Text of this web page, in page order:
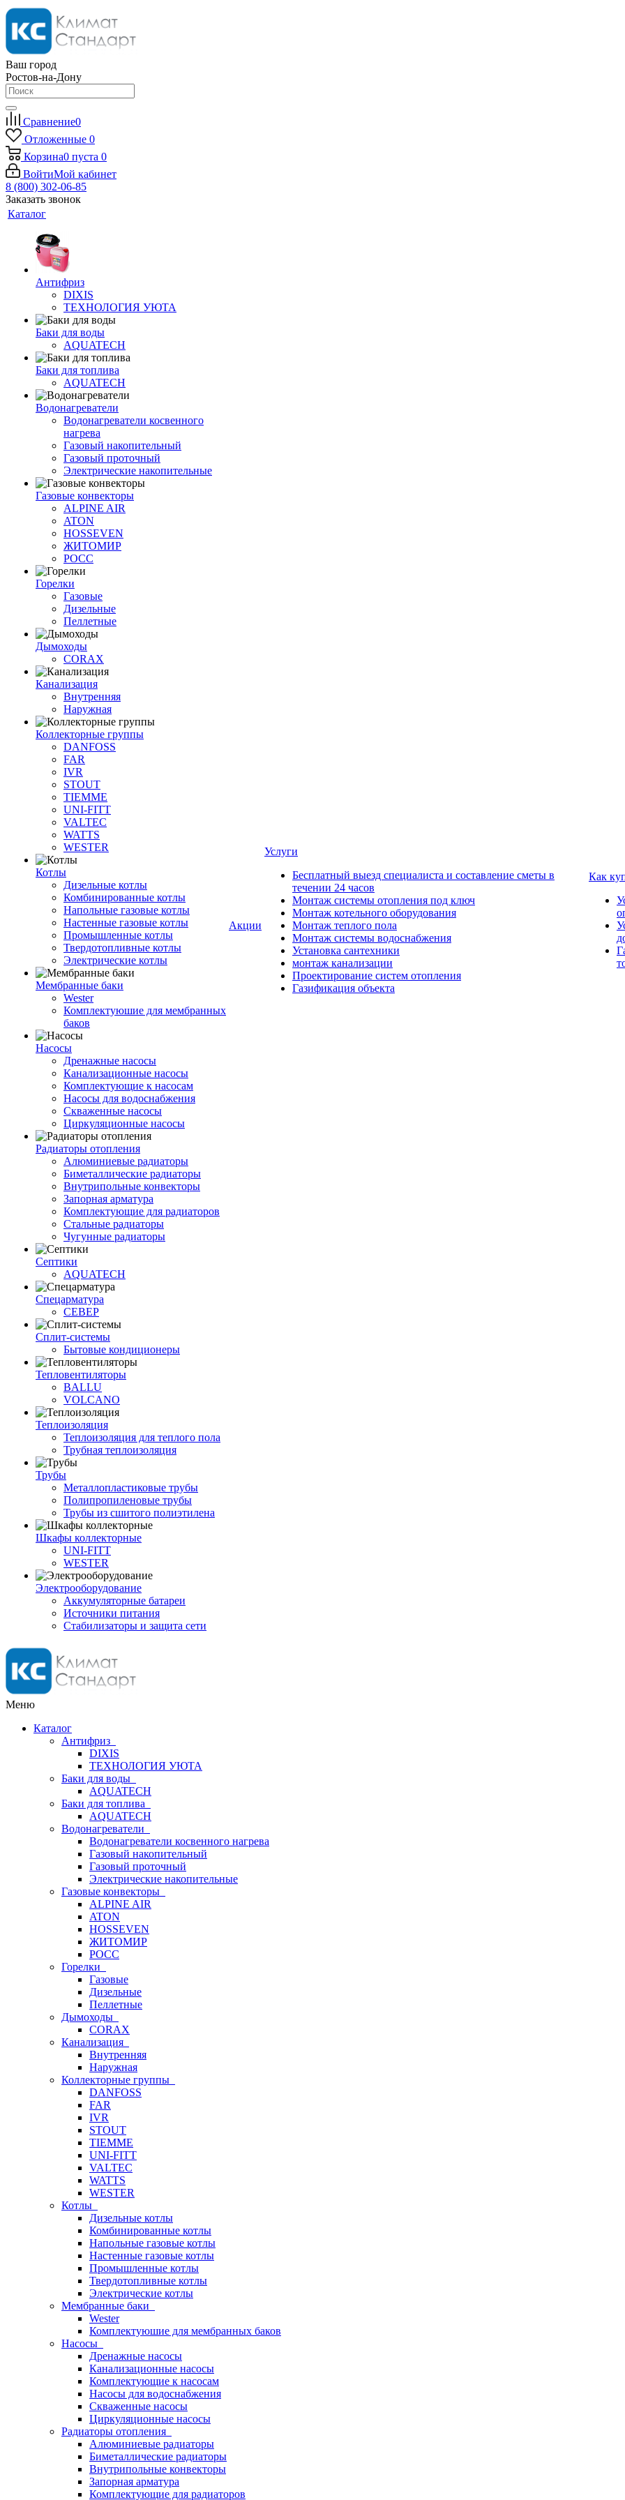
Ваш город
Ростов-на-Дону
Сравнение0
Отложенные 0
Корзина0 пуста 0
ВойтиМой кабинет
8 (800) 302-06-85
Заказать звонок
Каталог
Антифриз
DIXIS
ТЕХНОЛОГИЯ УЮТА
Баки для воды
AQUATECH
Баки для топлива
AQUATECH
Водонагреватели
Водонагреватели косвенного
нагрева
Газовый накопительный
Газовый проточный
Электрические накопительные
Газовые конвекторы
ALPINE AIR
ATON
HOSSEVEN
ЖИТОМИР
РОСС
Горелки
Газовые
Дизельные
Пеллетные
Дымоходы
CORAX
Канализация
Внутренняя
Наружная
Коллекторные группы
DANFOSS
FAR
IVR
STOUT
TIEMME
UNI-FITT
VALTEC
WATTS
WESTER
Котлы
Дизельные котлы
Комбинированные котлы
Напольные газовые котлы
Настенные газовые котлы
Промышленные котлы
Твердотопливные котлы
Электрические котлы
Мембранные баки
Wester
Комплектуюшие для мембранных
баков
Насосы
Дренажные насосы
Канализационные насосы
Комплектующие к насосам
Насосы для водоснабжения
Скваженные насосы
Циркуляционные насосы
Радиаторы отопления
Алюминиевые радиаторы
Биметаллические радиаторы
Внутрипольные конвекторы
Запорная арматура
Комплектующие для радиаторов
Стальные радиаторы
Чугунные радиаторы
Септики
AQUATECH
Спецарматура
СЕВЕР
Сплит-системы
Бытовые кондиционеры
Тепловентиляторы
BALLU
VOLCANO
Теплоизоляция
Теплоизоляция для теплого пола
Трубная теплоизоляция
Трубы
Металлопластиковые трубы
Полипропиленовые трубы
Трубы из сшитого полиэтилена
Шкафы коллекторные
UNI-FITT
WESTER
Электрооборудование
Аккумуляторные батареи
Источники питания
Стабилизаторы и защита сети
Акции
Услуги
Бесплатный выезд специалиста и составление сметы в
течении 24 часов
Монтаж системы отопления под ключ
Монтаж котельного оборудования
Монтаж теплого пола
Монтаж системы водоснабжения
Установка сантехники
монтаж канализации
Проектирование систем отопления
Газификация объекта
Как
Меню
Каталог
Антифриз
DIXIS
ТЕХНОЛОГИЯ УЮТА
Баки для воды
AQUATECH
Баки для топлива
AQUATECH
Водонагреватели
Водонагреватели косвенного нагрева
Газовый накопительный
Газовый проточный
Электрические накопительные
Газовые конвекторы
ALPINE AIR
ATON
HOSSEVEN
ЖИТОМИР
РОСС
Горелки
Газовые
Дизельные
Пеллетные
Дымоходы
CORAX
Канализация
Внутренняя
Наружная
Коллекторные группы
DANFOSS
FAR
IVR
STOUT
TIEMME
UNI-FITT
VALTEC
WATTS
WESTER
Котлы
Дизельные котлы
Комбинированные котлы
Напольные газовые котлы
Настенные газовые котлы
Промышленные котлы
Твердотопливные котлы
Электрические котлы
Мембранные баки
Wester
Комплектуюшие для мембранных баков
Насосы
Дренажные насосы
Канализационные насосы
Комплектующие к насосам
Насосы для водоснабжения
Скваженные насосы
Циркуляционные насосы
Радиаторы отопления
Алюминиевые радиаторы
Биметаллические радиаторы
Внутрипольные конвекторы
Запорная арматура
Комплектующие для радиаторов